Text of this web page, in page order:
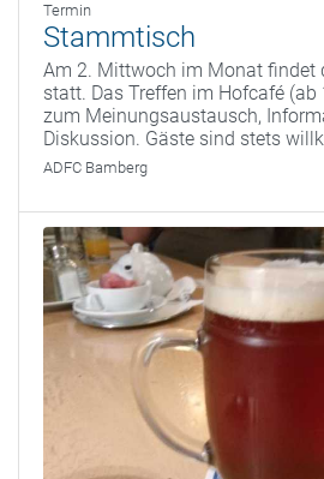
Termin
Stammtisch
Am 2. Mittwoch im Monat findet
statt. Das Treffen im Hofcafé (ab
zum Meinungsaustausch,
Diskussion. Gäste sind stets
ADFC Bamberg